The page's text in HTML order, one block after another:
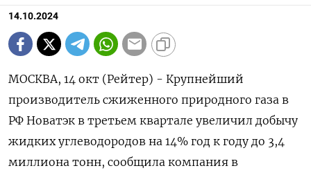
14.10.2024
МОСКВА, 14 окт (Рейтер) - Крупнейший
производитель сжиженного природного газа в
РФ Новатэк в третьем квартале увеличил добычу
жидких углеводородов на 14% год к году до 3,4
миллиона тонн, сообщила компания в